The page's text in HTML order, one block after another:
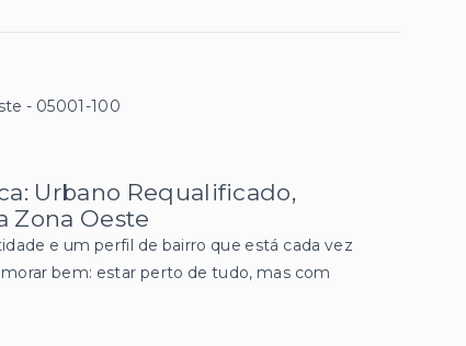
- 05001-100
Urbano Requalificado,
Zona Oeste
e um perfil de bairro que está cada vez
bem: estar perto de tudo, mas com